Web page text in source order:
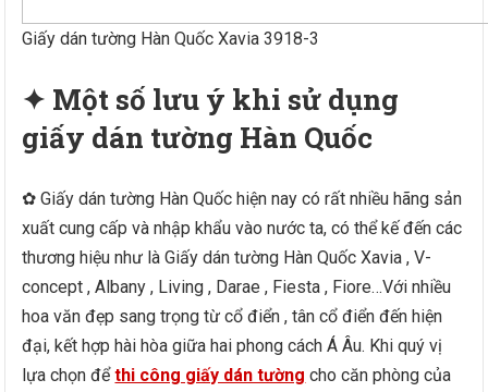
Giấy dán tường Hàn Quốc Xavia 3918-3
✦ Một số lưu ý khi sử dụng
giấy dán tường Hàn Quốc
✿ Giấy dán tường Hàn Quốc hiện nay có rất nhiều hãng sản
xuất cung cấp và nhập khẩu vào nước ta, có thể kế đến các
thương hiệu như là Giấy dán tường Hàn Quốc Xavia , V-
concept , Albany , Living , Darae , Fiesta , Fiore…Với nhiều
hoa văn đẹp sang trọng từ cổ điển , tân cổ điển đến hiện
đại, kết hợp hài hòa giữa hai phong cách Á Âu. Khi quý vị
lựa chọn đểthi công giấy dán tường cho căn phòng của